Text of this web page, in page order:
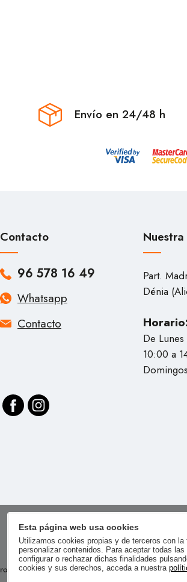
Envío en 24/48 h
Contacto
96 578 16 49
Whatsapp
Contacto
Part.
Dénia
De
10:00 a
Esta página web usa cookies
Utilizamos cookies propias y de terceros con
personalizar contenidos. Para aceptar todas
configurar o rechazar dichas finalidades
cookies y sus derechos, acceda a nuestra